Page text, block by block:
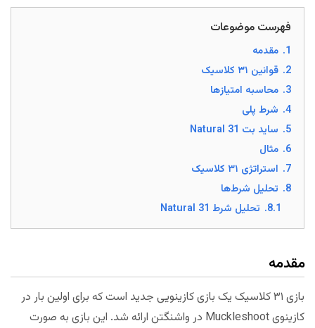
فهرست موضوعات
1. مقدمه
2. قوانین ۳۱ کلاسیک
3. محاسبه امتیاز‌ها
4. شرط پلی
5. ساید بت Natural 31
6. مثال
7. استراتژی ۳۱ کلاسیک
8. تحلیل شرط‌ها
8.1. تحلیل شرط Natural 31
مقدمه
بازی ۳۱ کلاسیک یک بازی کازینویی جدید است که برای اولین بار در
کازینوی Muckleshoot در واشنگتن ارائه شد. این بازی به صورت